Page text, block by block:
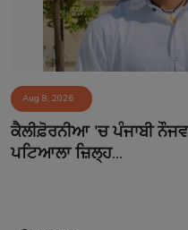
Aug 8, 2026
ਕੈਲੀਫ਼ੋਰਨੀਆ 'ਚ ਪੰਜਾਬੀ
ਪਟਿਆਲਾ ਜ਼ਿਲ੍ਹ...